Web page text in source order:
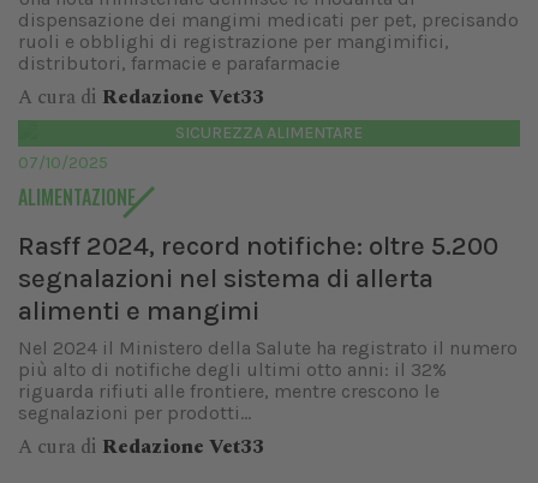
dispensazione dei mangimi medicati per pet, precisando
ruoli e obblighi di registrazione per mangimifici,
distributori, farmacie e parafarmacie
A cura di Redazione Vet33
SICUREZZA ALIMENTARE
07/10/2025
ALIMENTAZIONE
Rasff 2024, record notifiche: oltre 5.200
segnalazioni nel sistema di allerta
alimenti e mangimi
Nel 2024 il Ministero della Salute ha registrato il numero
più alto di notifiche degli ultimi otto anni: il 32%
riguarda rifiuti alle frontiere, mentre crescono le
segnalazioni per prodotti...
A cura di Redazione Vet33